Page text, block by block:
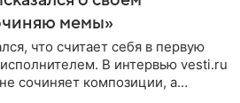
мемы»
что считает себя в первую
В интервью vesti.ru
сочиняет композиции, а